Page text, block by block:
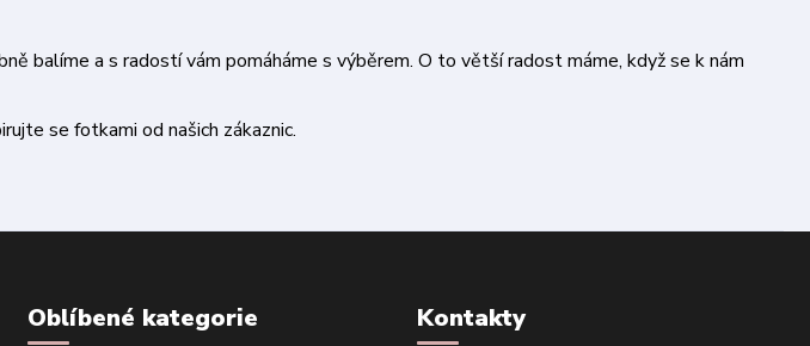
balíme a s radostí vám pomáháme s výběrem. O to větší radost máme, když se k nám
se fotkami od našich zákaznic.
Oblíbené kategorie Kontakty